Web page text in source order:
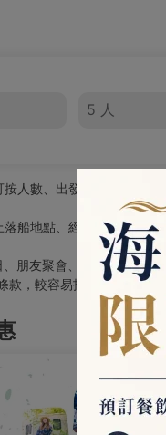
人數
人數、出發碼頭、船型、
船地點、經典遊艇或西式
朋友聚會、公司活動及家
款，較容易找到真正適合